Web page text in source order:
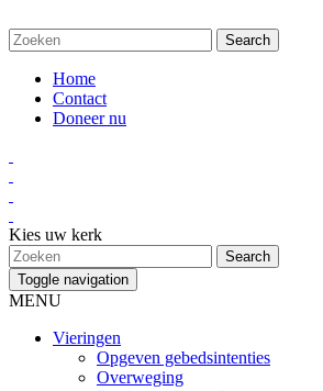
Home
Contact
Doneer nu
Kies uw kerk
Toggle navigation
MENU
Vieringen
Opgeven gebedsintenties
Overweging